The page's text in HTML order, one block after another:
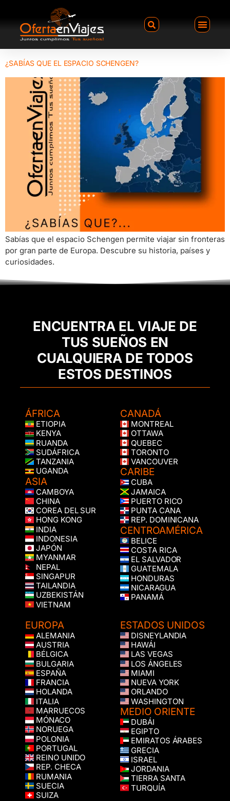
¿SABÍAS QUE EL ESPACIO SCHENGEN?
Sabías que el espacio Schengen permite viajar sin fronteras
por gran parte de Europa. Descubre su historia, países y
curiosidades.
ENCUENTRA EL VIAJE DE
TUS SUEÑOS EN
CUALQUIERA DE TODOS
ESTOS DESTINOS
ÁFRICA
ETIOPIA
KENYA
RUANDA
SUDÁFRICA
TANZANIA
UGANDA
ASIA
CAMBOYA
CHINA
COREA DEL SUR
HONG KONG
INDIA
INDONESIA
JAPÓN
MYANMAR
NEPAL
SINGAPUR
TAILANDIA
UZBEKISTÁN
VIETNAM
CANADÁ
MONTREAL
OTTAWA
QUEBEC
TORONTO
VANCOUVER
CARIBE
CUBA
JAMAICA
PUERTO RICO
PUNTA CANA
REP. DOMINICANA
CENTROAMÉRICA
BELICE
COSTA RICA
EL SALVADOR
GUATEMALA
HONDURAS
NICARAGUA
PANAMÁ
EUROPA
ALEMANIA
AUSTRIA
BÉLGICA
BULGARIA
ESPAÑA
FRANCIA
HOLANDA
ITALIA
MARRUECOS
MÓNACO
NORUEGA
POLONIA
PORTUGAL
REINO UNIDO
REP. CHECA
RUMANIA
SUECIA
SUIZA
ESTADOS UNIDOS
DISNEYLANDIA
HAWÁI
LAS VEGAS
LOS ÁNGELES
MIAMI
NUEVA YORK
ORLANDO
WASHINGTON
MEDIO ORIENTE
DUBÁI
EGIPTO
EMIRATOS ÁRABES
GRECIA
ISRAEL
JORDANIA
TIERRA SANTA
TURQUÍA